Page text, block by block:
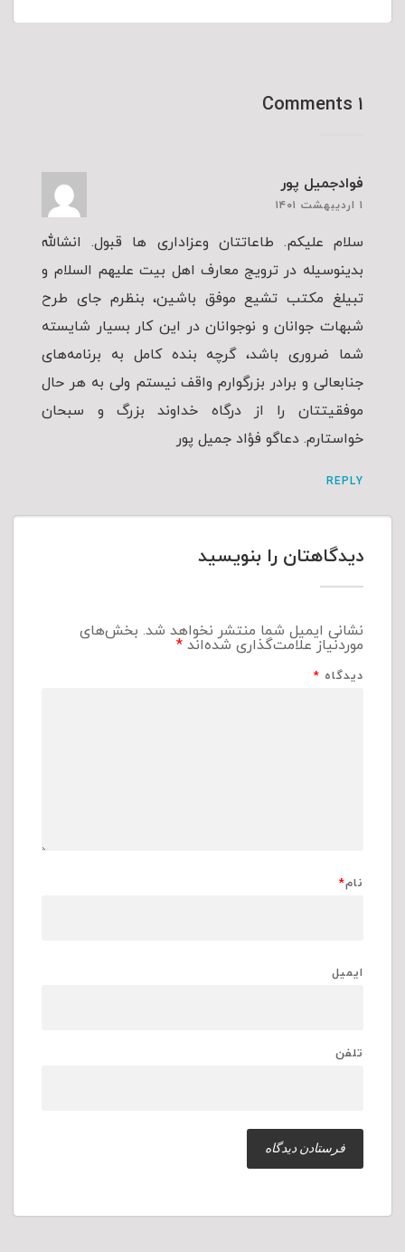
۱ Comments
فوادجمیل پور
۱ اردیبهشت ۱۴۰۱
سلام علیکم. طاعاتتان وعزاداری ها قبول. انشالله
بدینوسیله در ترویج معارف اهل بیت علیهم السلام و
تبیلغ مکتب تشیع موفق باشین، بنظرم جای طرح
شبهات جوانان و نوجوانان در این کار بسیار شایسته
شما ضروری باشد، گرچه بنده کامل به برنامه‌های
جنابعالی و برادر بزرگوارم واقف نیستم ولی به هر حال
موفقیتتان را از درگاه خداوند بزرگ و سبحان
خواستارم. دعاگو فؤاد جميل پور
REPLY
دیدگاهتان را بنویسید
نشانی ایمیل شما منتشر نخواهد شد. بخش‌های
موردنیاز علامت‌گذاری شده‌اند*
دیدگاه *
نام*
ایمیل
تلفن